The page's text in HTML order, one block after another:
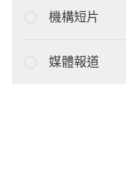
機構短片
媒體報道